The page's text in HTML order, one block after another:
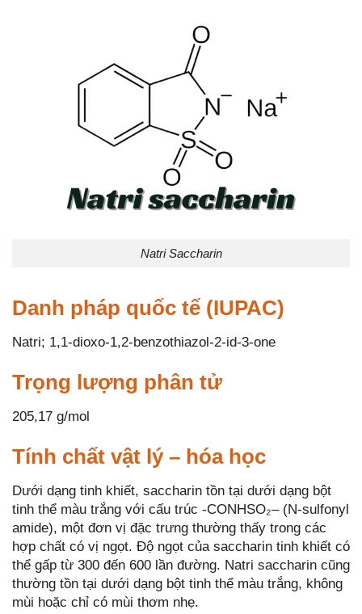
Natri Saccharin
Danh pháp quốc tế (IUPAC)
Natri; 1,1-dioxo-1,2-benzothiazol-2-id-3-one
Trọng lượng phân tử
205,17 g/mol
Tính chất vật lý – hóa học
Dưới dạng tinh khiết, saccharin tồn tại dưới dạng bột
tinh thể màu trắng với cấu trúc -CONHSO₂– (N-sulfonyl
amide), một đơn vị đặc trưng thường thấy trong các
hợp chất có vị ngọt. Độ ngọt của saccharin tinh khiết có
thể gấp từ 300 đến 600 lần đường. Natri saccharin cũng
thường tồn tại dưới dạng bột tinh thể màu trắng, không
mùi hoặc chỉ có mùi thơm nhẹ.